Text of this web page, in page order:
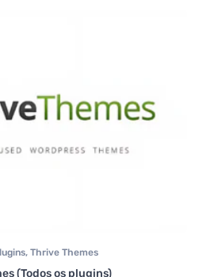
, Thrive Themes
(Todos os plugins)